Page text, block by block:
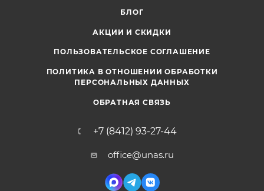
БЛОГ
АКЦИИ И СКИДКИ
ПОЛЬЗОВАТЕЛЬСКОЕ СОГЛАШЕНИЕ
ПОЛИТИКА В ОТНОШЕНИИ ОБРАБОТКИ
ПЕРСОНАЛЬНЫХ ДАННЫХ
ОБРАТНАЯ СВЯЗЬ
+7 (8412) 93-27-44
office@unas.ru